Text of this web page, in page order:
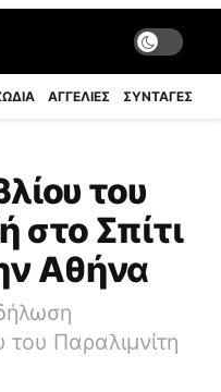
ΑΓΓΕΛΙΕΣ ΣΥΝΤΑΓΈΣ
του
στο Σπίτι
Αθήνα
του Παραλιμνίτη